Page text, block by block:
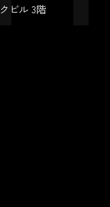
ビル 3階